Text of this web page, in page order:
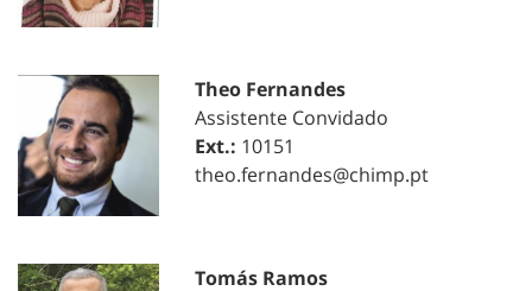
Theo Fernandes
Assistente Convidado
Ext.: 10151
theo.fernandes@chimp.pt
Tomás Ramos